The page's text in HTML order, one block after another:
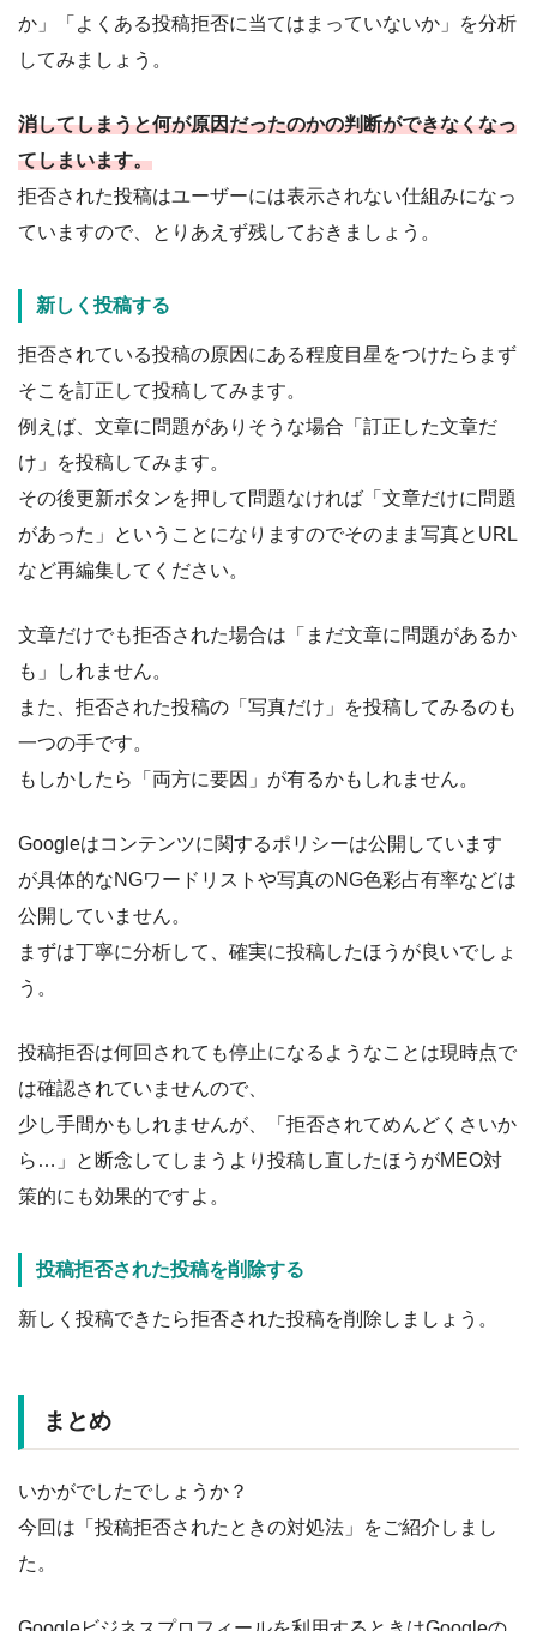
か」「よくある投稿拒否に当てはまっていないか」を分析
してみましょう。
消してしまうと何が原因だったのかの判断ができなくなっ
てしまいます。
拒否された投稿はユーザーには表示されない仕組みになっ
ていますので、とりあえず残しておきましょう。
新しく投稿する
拒否されている投稿の原因にある程度目星をつけたらまず
そこを訂正して投稿してみます。
例えば、文章に問題がありそうな場合「訂正した文章だ
け」を投稿してみます。
その後更新ボタンを押して問題なければ「文章だけに問題
があった」ということになりますのでそのまま写真とURL
など再編集してください。
文章だけでも拒否された場合は「まだ文章に問題があるか
も」しれません。
また、拒否された投稿の「写真だけ」を投稿してみるのも
一つの手です。
もしかしたら「両方に要因」が有るかもしれません。
Googleはコンテンツに関するポリシーは公開しています
が具体的なNGワードリストや写真のNG色彩占有率などは
公開していません。
まずは丁寧に分析して、確実に投稿したほうが良いでしょ
う。
投稿拒否は何回されても停止になるようなことは現時点で
は確認されていませんので、
少し手間かもしれませんが、「拒否されてめんどくさいか
ら…」と断念してしまうより投稿し直したほうがMEO対
策的にも効果的ですよ。
投稿拒否された投稿を削除する
新しく投稿できたら拒否された投稿を削除しましょう。
まとめ
いかがでしたでしょうか？
今回は「投稿拒否されたときの対処法」をご紹介しまし
た。